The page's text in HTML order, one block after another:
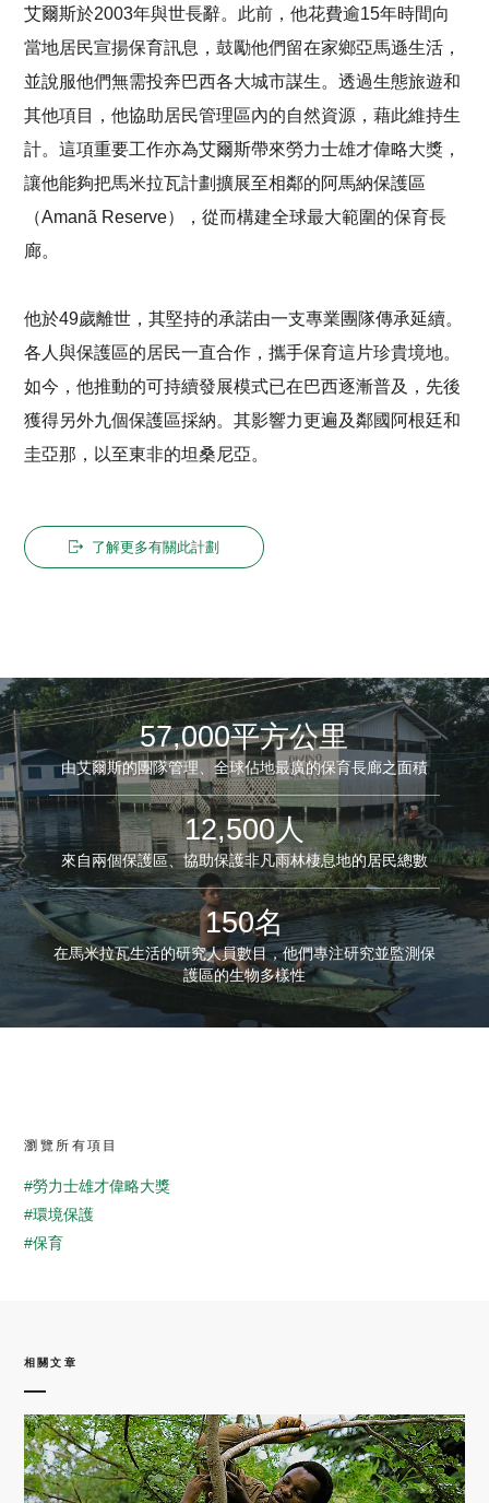
艾爾斯於2003年與世長辭。此前，他花費逾15年時間向
當地居民宣揚保育訊息，鼓勵他們留在家鄉亞馬遜生活，
並說服他們無需投奔巴西各大城市謀生。透過生態旅遊和
其他項目，他協助居民管理區內的自然資源，藉此維持生
計。這項重要工作亦為艾爾斯帶來勞力士雄才偉略大獎，
讓他能夠把馬米拉瓦計劃擴展至相鄰的阿馬納保護區
（Amanã Reserve），從而構建全球最大範圍的保育長
廊。
他於49歲離世，其堅持的承諾由一支專業團隊傳承延續。
各人與保護區的居民一直合作，攜手保育這片珍貴境地。
如今，他推動的可持續發展模式已在巴西逐漸普及，先後
獲得另外九個保護區採納。其影響力更遍及鄰國阿根廷和
圭亞那，以至東非的坦桑尼亞。
了解更多有關此計劃
57,000平方公里
由艾爾斯的團隊管理、全球佔地最廣的保育長廊之面積
12,500人
來自兩個保護區、協助保護非凡雨林棲息地的居民總數
150名
在馬米拉瓦生活的研究人員數目，他們專注研究並監測保
護區的生物多樣性
瀏覽所有項目
#勞力士雄才偉略大獎
#環境保護
#保育
相關文章